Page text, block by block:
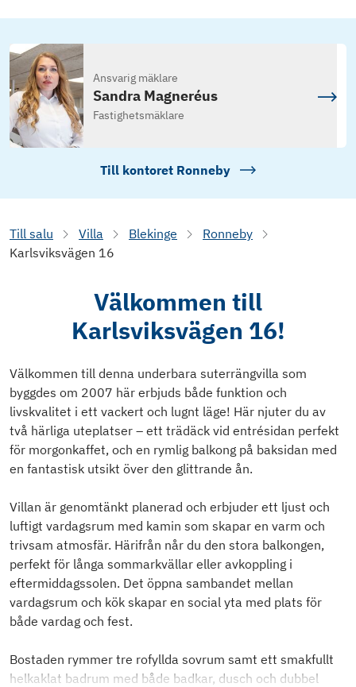
Ansvarig mäklare
Sandra Magneréus
Fastighetsmäklare
Till kontoret Ronneby
Till salu Villa Blekinge
Ronneby
Karlsviksvägen 16
Välkommen till
Karlsviksvägen 16!
Välkommen till denna underbara suterrängvilla som
byggdes om 2007 här erbjuds både funktion och
livskvalitet i ett vackert och lugnt läge! Här njuter du av
två härliga uteplatser – ett trädäck vid entrésidan perfekt
för morgonkaffet, och en rymlig balkong på baksidan med
en fantastisk utsikt över den glittrande ån.
Villan är genomtänkt planerad och erbjuder ett ljust och
luftigt vardagsrum med kamin som skapar en varm och
trivsam atmosfär. Härifrån når du den stora balkongen,
perfekt för långa sommarkvällar eller avkoppling i
eftermiddagssolen. Det öppna sambandet mellan
vardagsrum och kök skapar en social yta med plats för
både vardag och fest.
Bostaden rymmer tre rofyllda sovrum samt ett smakfullt
helkaklat badrum med både badkar, dusch och dubbel